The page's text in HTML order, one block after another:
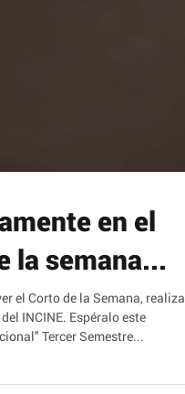
en el
la semana...
el Corto de la Semana,
Tercer Semestre...